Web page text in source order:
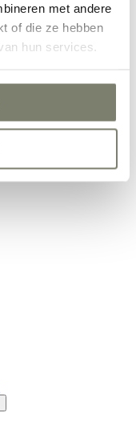
met andere
of die ze hebben
hun services.